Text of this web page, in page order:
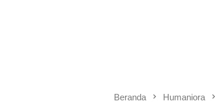
Beranda Humaniora